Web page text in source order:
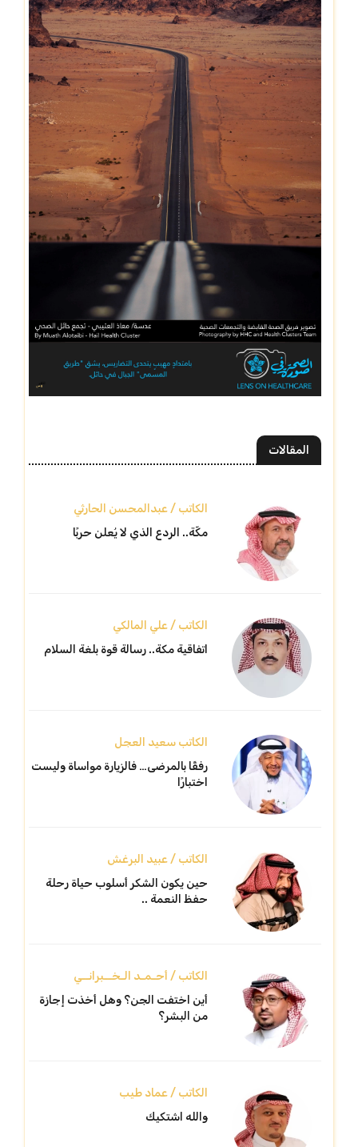
المقالات
الكاتب / عبدالمحسن الحارثي
مكّة.. الردع الذي لا يُعلن حربًا
الكاتب / علي المالكي
اتفاقية مكة.. رسالة قوة بلغة السلام
الكاتب سعيد العجل
رفقًا بالمرضى… فالزيارة مواساة وليست
اختبارًا
الكاتب / عبيد البرغش
حين يكون الشكر أسلوب حياة رحلة
حفظ النعمة ..
الكاتب / أحـمـد الـخــبرانــي
أين اختفت الجن؟ وهل أخذت إجازة
من البشر؟
الكاتب / عماد طيب
والله اشتكيك